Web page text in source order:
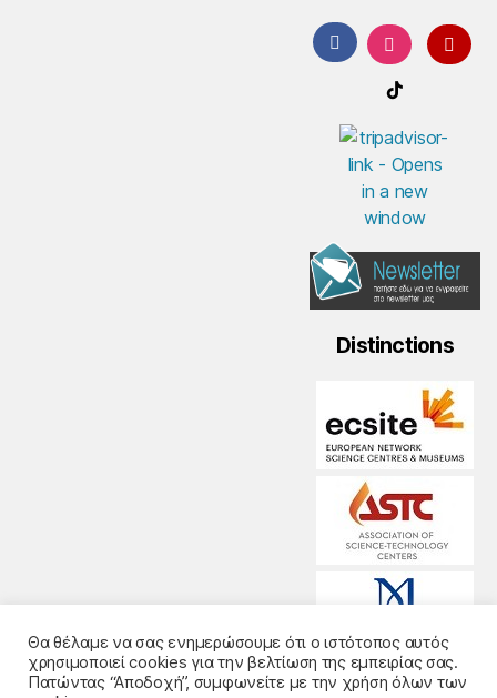
Distinctions
Θα θέλαμε να σας ενημερώσουμε ότι ο ιστότοπος αυτός
χρησιμοποιεί cookies για την βελτίωση της εμπειρίας σας.
Πατώντας “Αποδοχή”, συμφωνείτε με την χρήση όλων των